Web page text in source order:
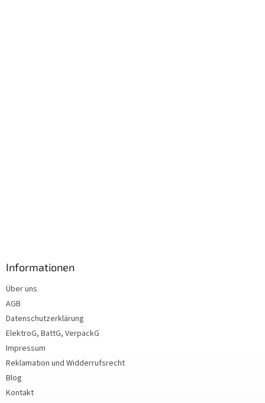
Informationen
Über uns
AGB
Datenschutzerklärung
ElektroG, BattG, VerpackG
Impressum
Reklamation und Widderrufsrecht
Blog
Kontakt